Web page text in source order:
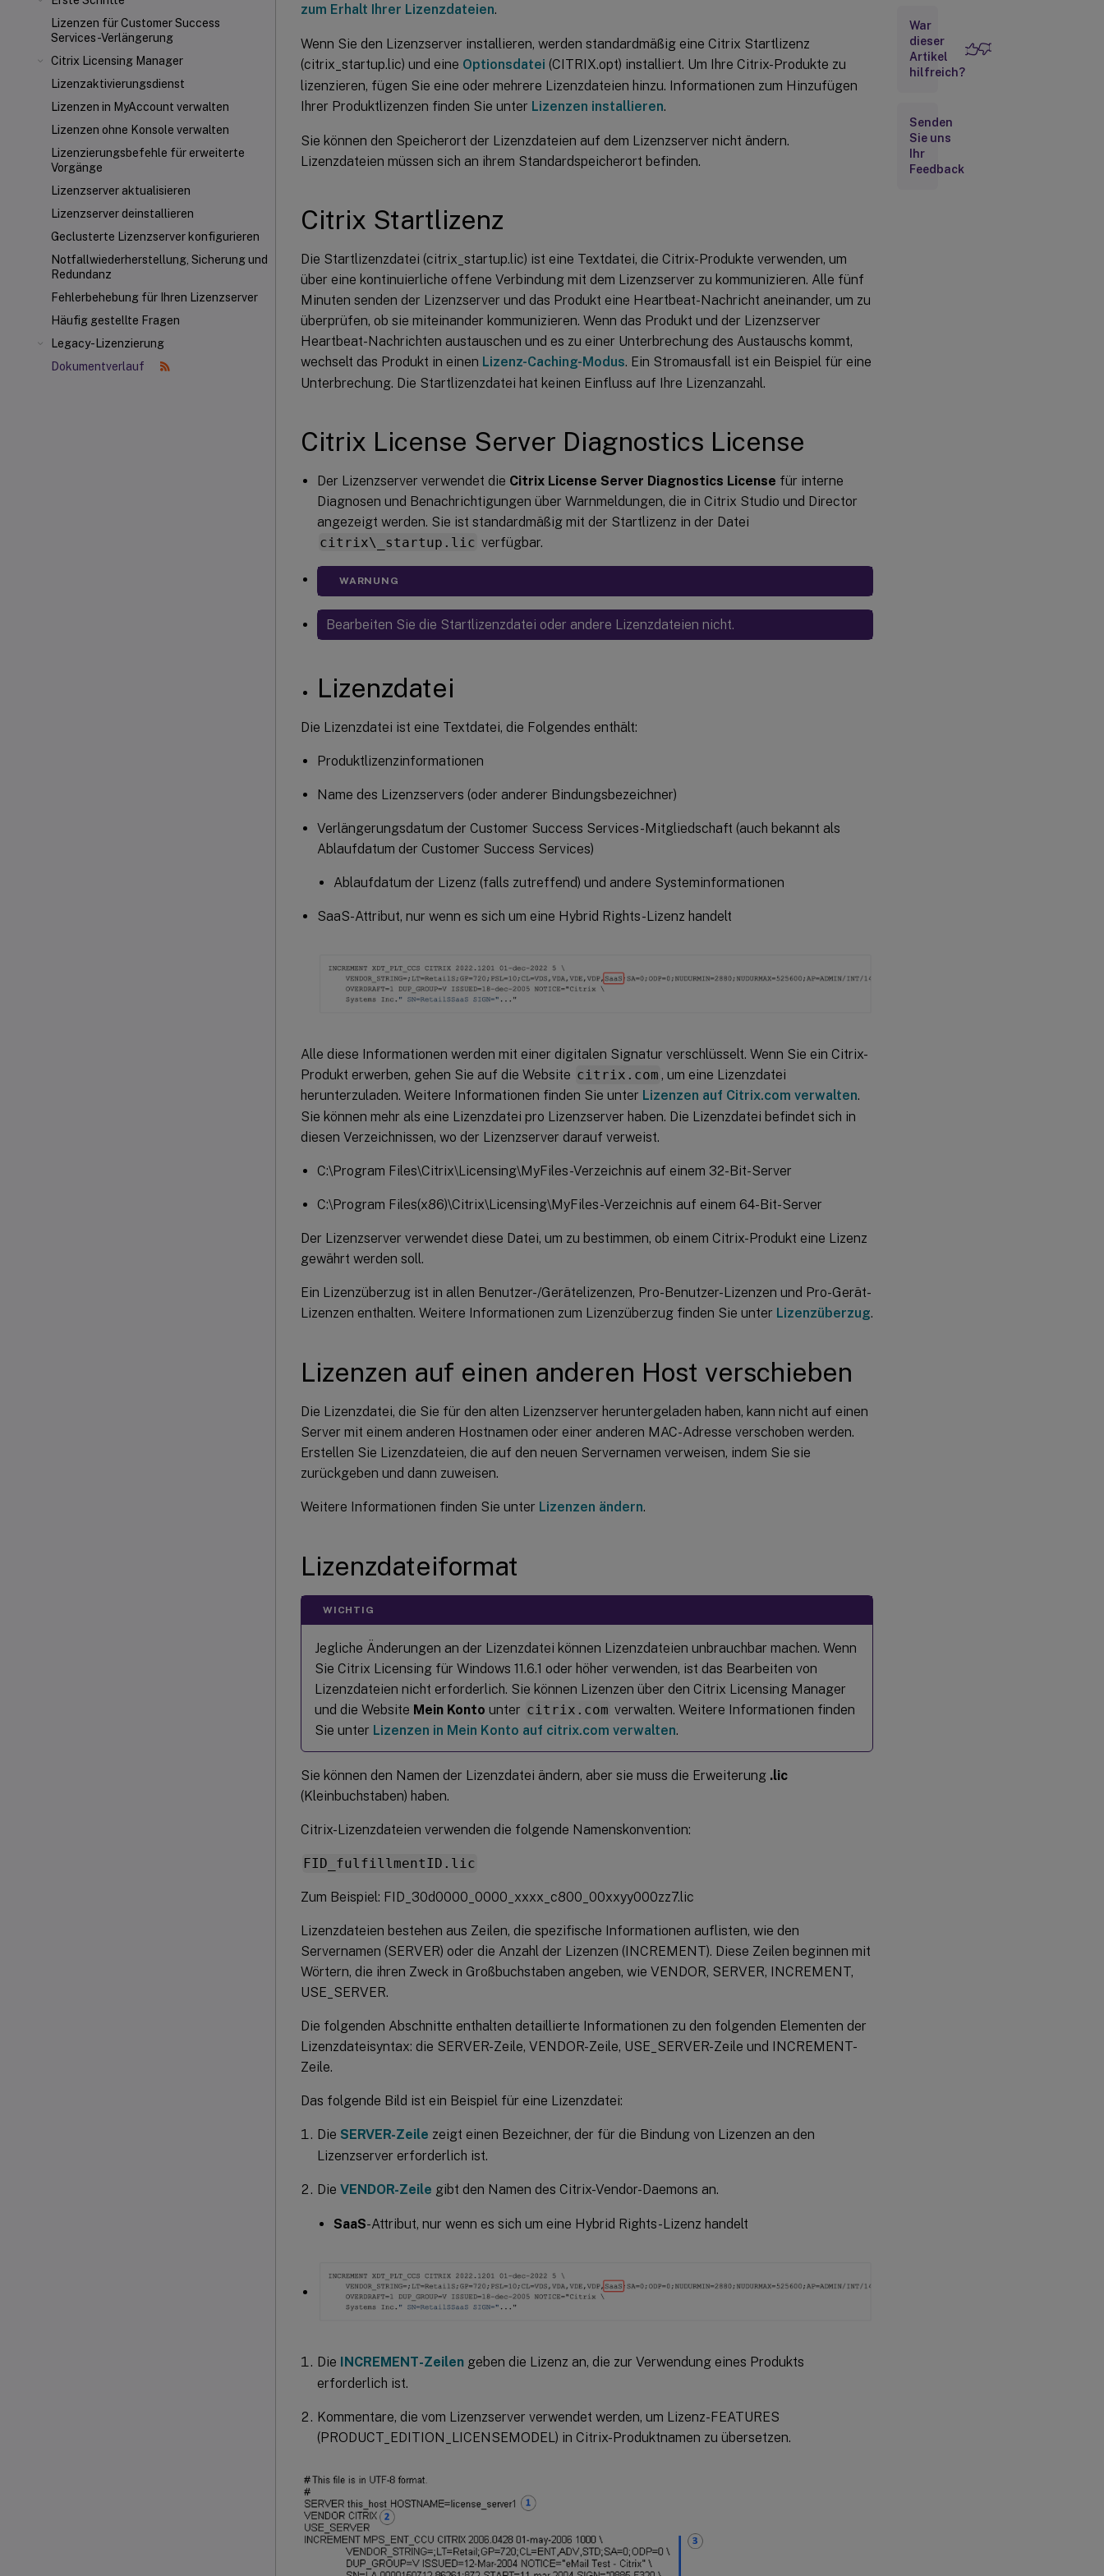
Lizenzen für Customer Success
Services-Verlängerung
Citrix Licensing Manager
Lizenzaktivierungsdienst
Lizenzen in MyAccount verwalten
Lizenzen ohne Konsole verwalten
Lizenzierungsbefehle für erweiterte
Vorgänge
Lizenzserver aktualisieren
Lizenzserver deinstallieren
Geclusterte Lizenzserver konfigurieren
Notfallwiederherstellung, Sicherung und
Redundanz
Fehlerbehebung für Ihren Lizenzserver
Häufig gestellte Fragen
Legacy-Lizenzierung
Dokumentverlauf
zum Erhalt Ihrer Lizenzdateien.
Wenn Sie den Lizenzserver installieren, werden standardmäßig eine Citrix Startlizenz
(citrix_startup.lic) und eine Optionsdatei (CITRIX.opt) installiert. Um Ihre Citrix-Produkte zu
lizenzieren, fügen Sie eine oder mehrere Lizenzdateien hinzu. Informationen zum Hinzufügen
Ihrer Produktlizenzen finden Sie unter Lizenzen installieren.
Sie können den Speicherort der Lizenzdateien auf dem Lizenzserver nicht ändern.
Lizenzdateien müssen sich an ihrem Standardspeicherort befinden.
Citrix Startlizenz
Die Startlizenzdatei (citrix_startup.lic) ist eine Textdatei, die Citrix-Produkte verwenden, um
über eine kontinuierliche offene Verbindung mit dem Lizenzserver zu kommunizieren. Alle fünf
Minuten senden der Lizenzserver und das Produkt eine Heartbeat-Nachricht aneinander, um zu
überprüfen, ob sie miteinander kommunizieren. Wenn das Produkt und der Lizenzserver
Heartbeat-Nachrichten austauschen und es zu einer Unterbrechung des Austauschs kommt,
wechselt das Produkt in einen Lizenz-Caching-Modus. Ein Stromausfall ist ein Beispiel für eine
Unterbrechung. Die Startlizenzdatei hat keinen Einfluss auf Ihre Lizenzanzahl.
Citrix License Server Diagnostics License
Der Lizenzserver verwendet die Citrix License Server Diagnostics License für interne
Diagnosen und Benachrichtigungen über Warnmeldungen, die in Citrix Studio und Director
angezeigt werden. Sie ist standardmäßig mit der Startlizenz in der Datei
citrix\_startup.lic verfügbar.
WARNUNG
Bearbeiten Sie die Startlizenzdatei oder andere Lizenzdateien nicht.
Lizenzdatei
Die Lizenzdatei ist eine Textdatei, die Folgendes enthält:
Produktlizenzinformationen
Name des Lizenzservers (oder anderer Bindungsbezeichner)
Verlängerungsdatum der Customer Success Services-Mitgliedschaft (auch bekannt als
Ablaufdatum der Customer Success Services)
Ablaufdatum der Lizenz (falls zutreffend) und andere Systeminformationen
SaaS-Attribut, nur wenn es sich um eine Hybrid Rights-Lizenz handelt
Alle diese Informationen werden mit einer digitalen Signatur verschlüsselt. Wenn Sie ein Citrix-
Produkt erwerben, gehen Sie auf die Website citrix.com , um eine Lizenzdatei
herunterzuladen. Weitere Informationen finden Sie unter Lizenzen auf Citrix.com verwalten.
Sie können mehr als eine Lizenzdatei pro Lizenzserver haben. Die Lizenzdatei befindet sich in
diesen Verzeichnissen, wo der Lizenzserver darauf verweist.
C:\Program Files\Citrix\Licensing\MyFiles-Verzeichnis auf einem 32-Bit-Server
C:\Program Files(x86)\Citrix\Licensing\MyFiles-Verzeichnis auf einem 64-Bit-Server
Der Lizenzserver verwendet diese Datei, um zu bestimmen, ob einem Citrix-Produkt eine Lizenz
gewährt werden soll.
Ein Lizenzüberzug ist in allen Benutzer-/Gerätelizenzen, Pro-Benutzer-Lizenzen und Pro-Gerät-
Lizenzen enthalten. Weitere Informationen zum Lizenzüberzug finden Sie unter Lizenzüberzug.
Lizenzen auf einen anderen Host verschieben
Die Lizenzdatei, die Sie für den alten Lizenzserver heruntergeladen haben, kann nicht auf einen
Server mit einem anderen Hostnamen oder einer anderen MAC-Adresse verschoben werden.
Erstellen Sie Lizenzdateien, die auf den neuen Servernamen verweisen, indem Sie sie
zurückgeben und dann zuweisen.
Weitere Informationen finden Sie unter Lizenzen ändern.
Lizenzdateiformat
WICHTIG
Jegliche Änderungen an der Lizenzdatei können Lizenzdateien unbrauchbar machen. Wenn
Sie Citrix Licensing für Windows 11.6.1 oder höher verwenden, ist das Bearbeiten von
Lizenzdateien nicht erforderlich. Sie können Lizenzen über den Citrix Licensing Manager
und die Website Mein Konto unter citrix.com verwalten. Weitere Informationen finden
Sie unter Lizenzen in Mein Konto auf citrix.com verwalten.
Sie können den Namen der Lizenzdatei ändern, aber sie muss die Erweiterung .lic
(Kleinbuchstaben) haben.
Citrix-Lizenzdateien verwenden die folgende Namenskonvention:
FID_fulfillmentID.lic
Zum Beispiel: FID_30d0000_0000_xxxx_c800_00xxyy000zz7.lic
Lizenzdateien bestehen aus Zeilen, die spezifische Informationen auflisten, wie den
Servernamen (SERVER) oder die Anzahl der Lizenzen (INCREMENT). Diese Zeilen beginnen mit
Wörtern, die ihren Zweck in Großbuchstaben angeben, wie VENDOR, SERVER, INCREMENT,
USE_SERVER.
Die folgenden Abschnitte enthalten detaillierte Informationen zu den folgenden Elementen der
Lizenzdateisyntax: die SERVER-Zeile, VENDOR-Zeile, USE_SERVER-Zeile und INCREMENT-
Zeile.
Das folgende Bild ist ein Beispiel für eine Lizenzdatei:
Die SERVER-Zeile zeigt einen Bezeichner, der für die Bindung von Lizenzen an den
Lizenzserver erforderlich ist.
Die VENDOR-Zeile gibt den Namen des Citrix-Vendor-Daemons an.
SaaS-Attribut, nur wenn es sich um eine Hybrid Rights-Lizenz handelt
Die INCREMENT-Zeilen geben die Lizenz an, die zur Verwendung eines Produkts
erforderlich ist.
Kommentare, die vom Lizenzserver verwendet werden, um Lizenz-FEATURES
(PRODUCT_EDITION_LICENSEMODEL) in Citrix-Produktnamen zu übersetzen.
Lizenzen
auf einen
Lizenzdateiformat
War
dieser
Artikel
hilfreich?
Senden
Sie uns
Ihr
Feedback